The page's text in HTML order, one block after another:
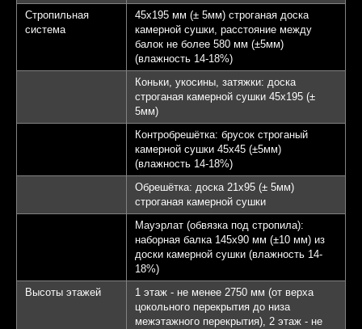
Стропильная
система
45х195 мм (± 5мм) строганая доска
камерной сушки, расстояние между
балок не более 580 мм (±5мм)
(влажность 14-18%)
Коньки, укосины, затяжки: доска
строганая камерной сушки 45х195 (±
5мм)
Контробрешётка: брусок строганый
камерной сушки 45х45 (±5мм)
(влажность 14-18%)
Обрешётка: доска 21х95 (± 5мм)
строганая камерной сушки
Мауэрлат (обвязка под стропила):
наборная балка 145х90 мм (±10 мм) из
доски камерной сушки (влажность 14-
18%)
Высоты этажей
1 этаж - не менее 2750 мм (от верха
цокольного перекрытия до низа
межэтажного перекрытия), 2 этаж - не